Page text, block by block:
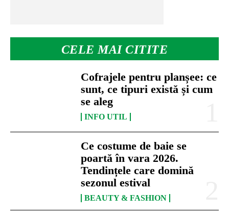
CELE MAI CITITE
Cofrajele pentru planșee: ce
sunt, ce tipuri există și cum
se aleg
INFO UTIL
Ce costume de baie se
poartă în vara 2026.
Tendințele care domină
sezonul estival
BEAUTY & FASHION